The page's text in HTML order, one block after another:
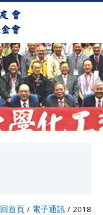
回首頁 / 電子通訊 / 2018